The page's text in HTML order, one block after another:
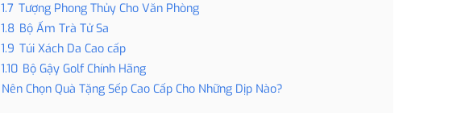
1.7 Tượng Phong Thủy Cho Văn Phòng
1.8 Bộ Ấm Trà Tử Sa
1.9 Túi Xách Da Cao cấp
1.10 Bộ Gậy Golf Chính Hãng
Nên Chọn Quà Tặng Sếp Cao Cấp Cho Những Dịp Nào?